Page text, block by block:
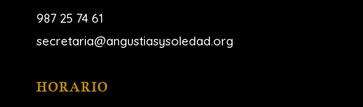
987 25 74 61
secretaria@angustiasysoledad.org
HORARIO